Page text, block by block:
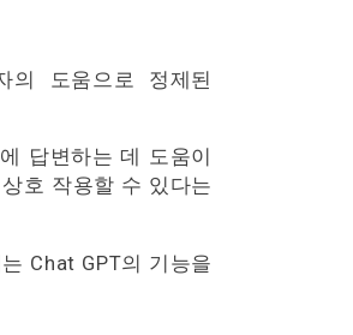
의 도움으로 정제된
답변하는 데 도움이
호 작용할 수 있다는
Chat GPT의 기능을